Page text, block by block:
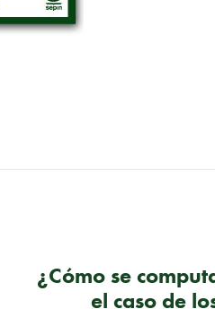
¿Cómo se
el caso de